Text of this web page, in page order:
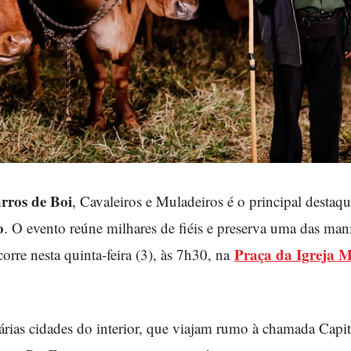
de Boi, Cavaleiros e Muladeiros é o principal
. O evento reúne milhares de fiéis e preserva uma das
nesta quinta-feira (3), às 7h30, na Praça da Igreja
cidades do interior, que viajam rumo à chamada